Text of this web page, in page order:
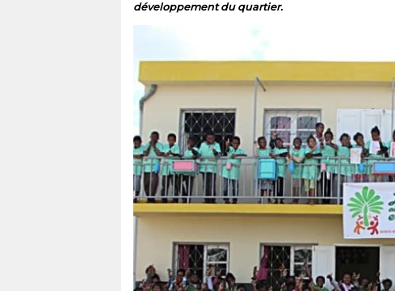
développement du quartier.